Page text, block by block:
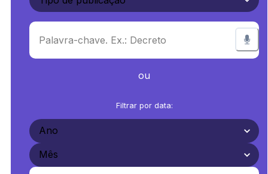
ou
Filtrar por data: